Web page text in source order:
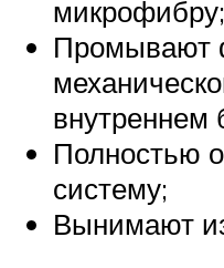
микрофибру;
Промывают
внутреннем
Полностью
систему;
Вынимают